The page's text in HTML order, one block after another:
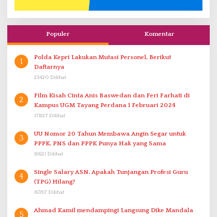
Populer Komentar
1
Polda Kepri Lakukan Mutasi Personel, Berikut
Daftarnya
23420 Dilihat
2
Film Kisah Cinta Anis Baswedan dan Feri Farhati di
Kampus UGM Tayang Perdana 1 Februari 2024
17827 Dilihat
3
UU Nomor 20 Tahun Membawa Angin Segar untuk
PPPK. PNS dan PPPK Punya Hak yang Sama
15621 Dilihat
4
Single Salary ASN, Apakah Tunjangan Profesi Guru
(TPG) Hilang?
15397 Dilihat
5
Ahmad Kamil mendampingi Langsung Dike Mandala